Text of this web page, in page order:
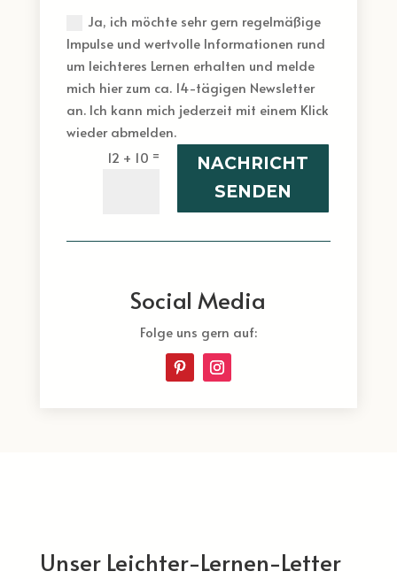
Ja, ich möchte sehr gern regelmäßige
Impulse und wertvolle Informationen rund
um leichteres Lernen erhalten und melde
mich hier zum ca. 14-tägigen Newsletter
an. Ich kann mich jederzeit mit einem Klick
wieder abmelden.
12 + 10 =
NACHRICHT
SENDEN
Social Media
Folge uns gern auf:
Unser Leichter-Lernen-Letter